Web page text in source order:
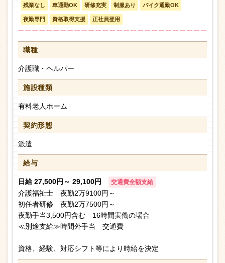
お問い合わせ
残業なし 車通勤OK 研修充実 制服あり バイク通勤OK
夜勤専門 資格取得支援 正社員登用
職種
介護職・ヘルパー
施設種類
有料老人ホーム
契約形態
派遣
給与
日給 27,500円～ 29,100円 交通費全額支給
介護福祉士 夜勤2万9100円～
初任者研修 夜勤2万7500円～
夜勤手当3,500円含む 16時間実働の場合
≪別途支給≫時間外手当 交通費
資格、経験、対応シフト等により時給を決定